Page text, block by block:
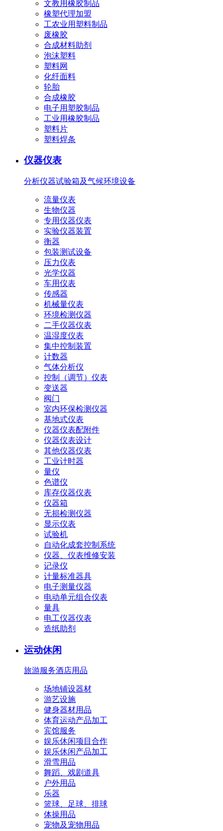
文教用橡胶制品
橡塑代理加盟
工农业用塑料制品
废橡胶
合成材料助剂
泡沫塑料
塑料网
化纤面料
轮胎
合成橡胶
电子用塑胶制品
工业用橡胶制品
塑料片
塑料焊条
仪器仪表
分析仪器试验箱及气候环境设备
流量仪表
生物仪器
专用仪器仪表
实验仪器装置
衡器
包装测试设备
压力仪表
光学仪器
车用仪表
传感器
机械量仪表
环境检测仪器
二手仪器仪表
温湿度仪表
集中控制装置
计数器
气体分析仪
控制（调节）仪表
变送器
阀门
室内环保检测仪器
基地式仪表
仪器仪表配附件
仪器仪表设计
其他仪器仪表
工业计时器
量仪
色谱仪
库存仪器仪表
仪器箱
无损检测仪器
显示仪表
试验机
自动化成套控制系统
仪器、仪表维修安装
记录仪
计量标准器具
电子测量仪器
电动单元组合仪表
量具
电工仪器仪表
造纸助剂
运动休闲
旅游服务酒店用品
场地铺设器材
游艺设施
健身器材用品
体育运动产品加工
宾馆服务
娱乐休闲项目合作
娱乐休闲产品加工
滑雪用品
舞蹈、戏剧道具
户外用品
乐器
篮球、足球、排球
体操用品
宠物及宠物用品